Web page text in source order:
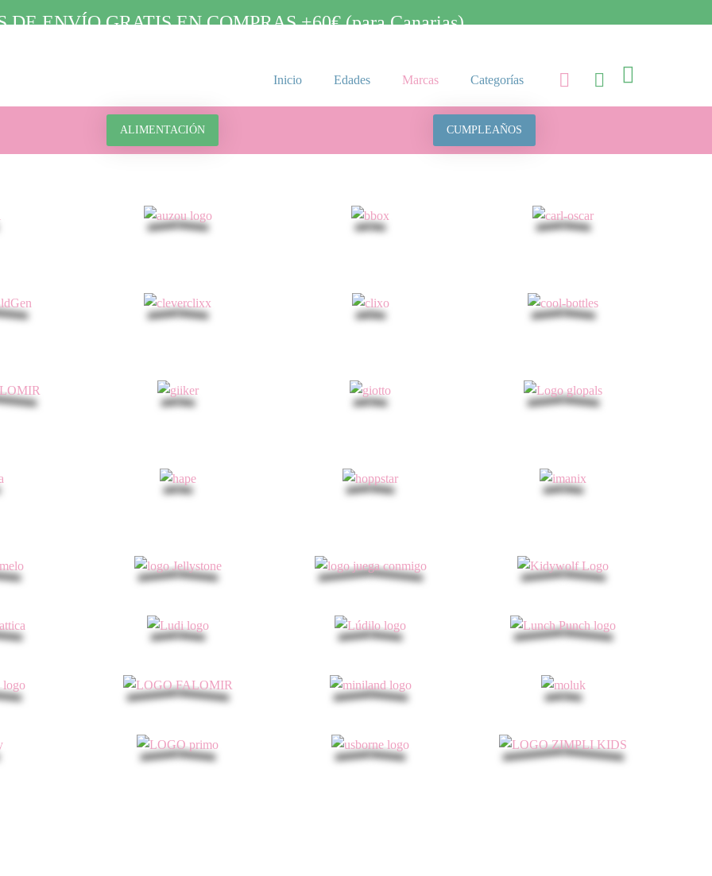
DE ENVÍO GRATIS EN COMPRAS +60€ (para Canarias)
Inicio Edades Marcas Categorías 
ALIMENTACIÓN CUMPLEAÑOS